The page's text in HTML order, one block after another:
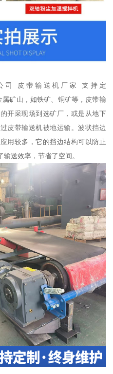
司 皮带输送机厂家 支持定
矿山，如铁矿、铜矿等，皮带输
开采现场到选矿厂，或是从地下
皮带输送机被地运输。波状挡边
用较多，它的挡边结构可以防止
送效率，节省了空间。